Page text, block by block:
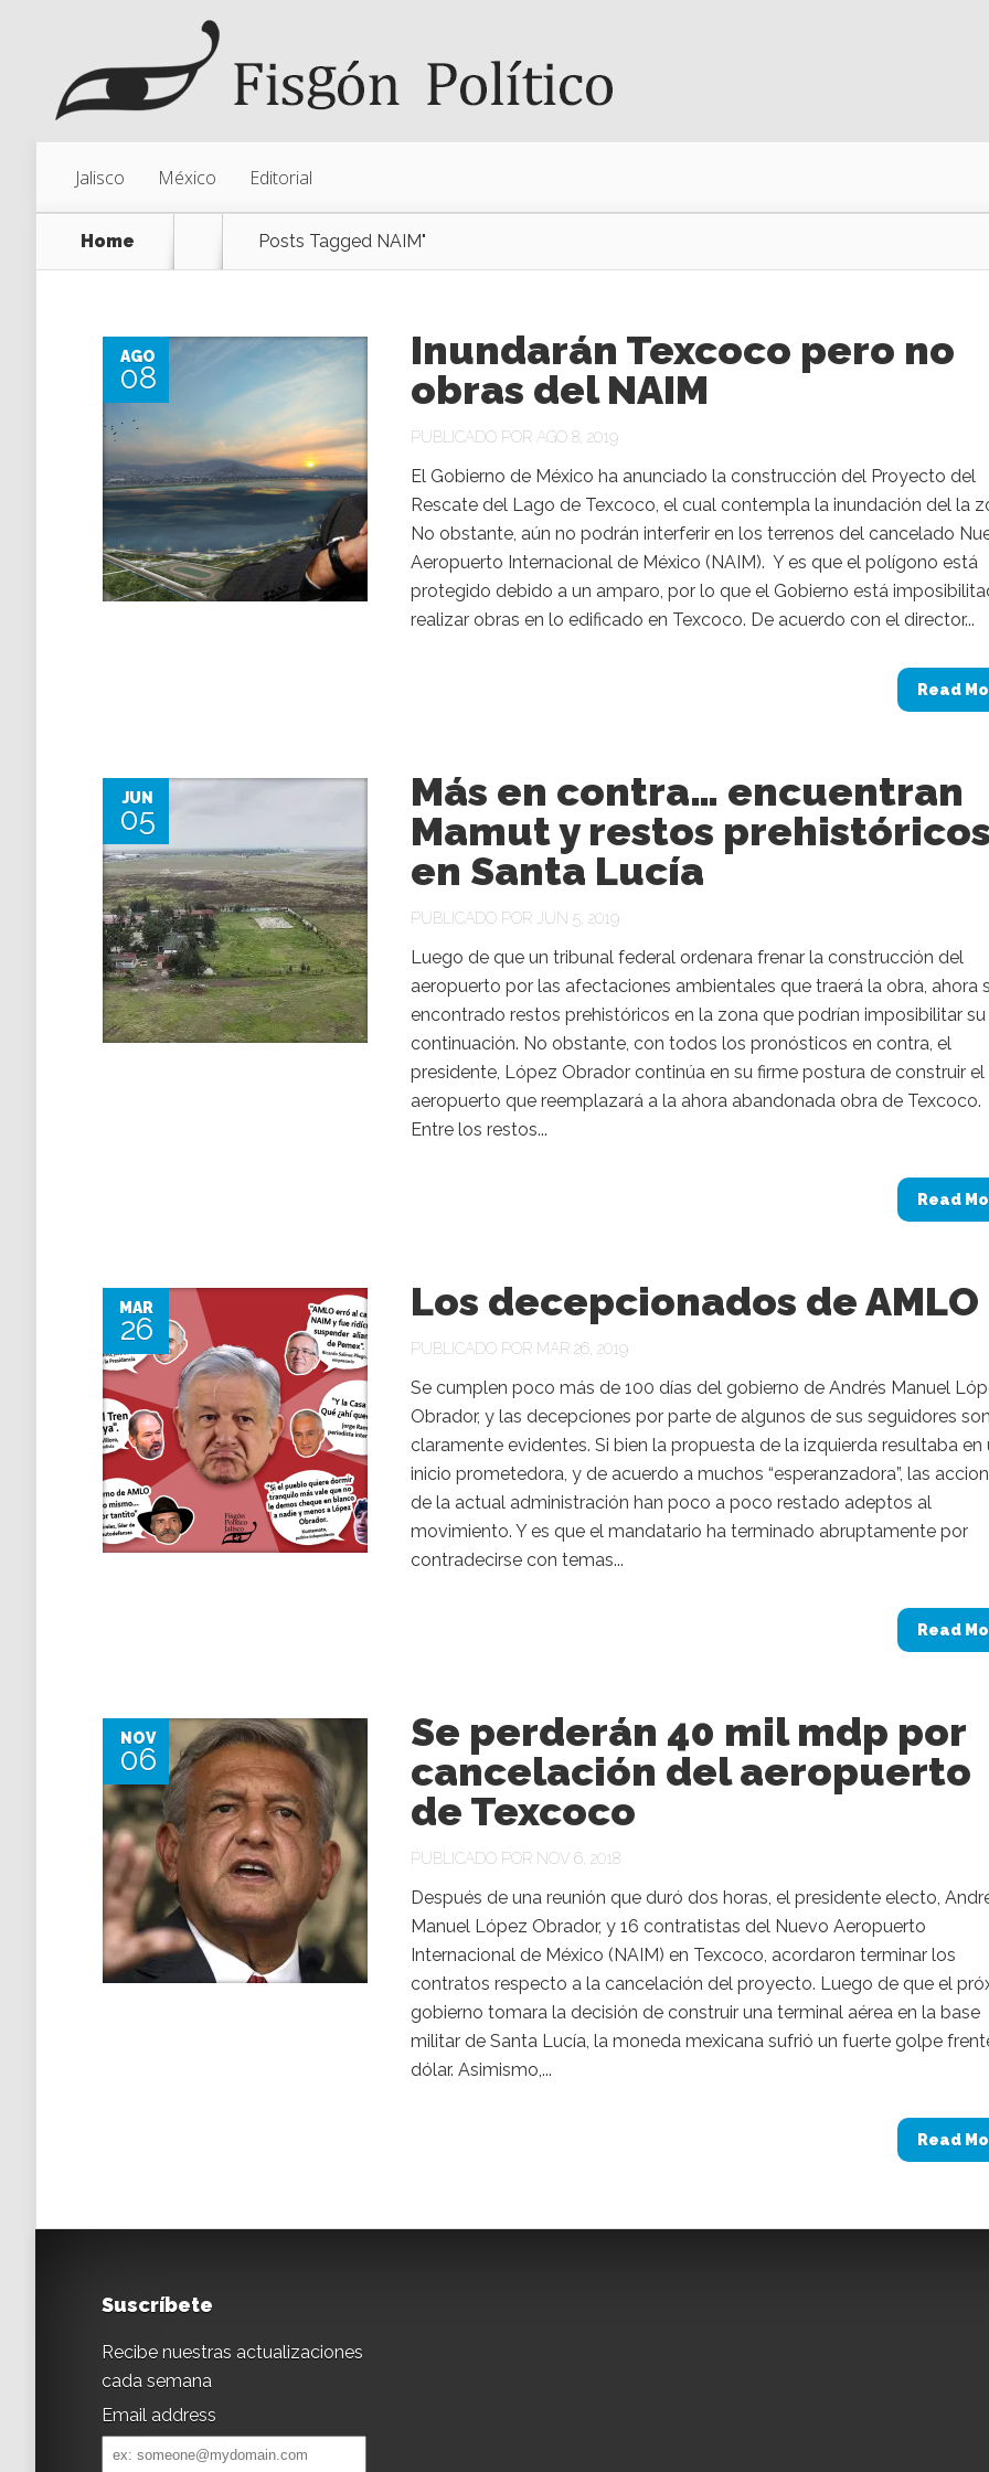
Jalisco México Editorial
Home Posts Tagged NAIM"
AGO
08
Inundarán Texcoco pero no
obras del NAIM
PUBLICADO POR AGO 8, 2019
El Gobierno de México ha anunciado la construcción del Proyecto del
Rescate del Lago de Texcoco, el cual contempla la inundación del la
No obstante, aún no podrán interferir en los terrenos del cancelado
Aeropuerto Internacional de México (NAIM). Y es que el polígono está
protegido debido a un amparo, por lo que el Gobierno está
realizar obras en lo edificado en Texcoco. De acuerdo con el director...
Read
JUN
05
Más en contra… encuentran
Mamut y restos prehistóricos
en Santa Lucía
PUBLICADO POR JUN 5, 2019
Luego de que un tribunal federal ordenara frenar la construcción del
aeropuerto por las afectaciones ambientales que traerá la obra, ahora
encontrado restos prehistóricos en la zona que podrían imposibilitar su
continuación. No obstante, con todos los pronósticos en contra, el
presidente, López Obrador continúa en su firme postura de construir el
aeropuerto que reemplazará a la ahora abandonada obra de Texcoco.
Entre los restos...
Read
MAR
26
Los decepcionados de AMLO
PUBLICADO POR MAR 26, 2019
Se cumplen poco más de 100 días del gobierno de Andrés Manuel
Obrador, y las decepciones por parte de algunos de sus seguidores son
claramente evidentes. Si bien la propuesta de la izquierda resultaba en
inicio prometedora, y de acuerdo a muchos “esperanzadora”, las
de la actual administración han poco a poco restado adeptos al
movimiento. Y es que el mandatario ha terminado abruptamente por
contradecirse con temas...
Read
NOV
06
Se perderán 40 mil mdp por
cancelación del aeropuerto
de Texcoco
PUBLICADO POR NOV 6, 2018
Después de una reunión que duró dos horas, el presidente electo,
Manuel López Obrador, y 16 contratistas del Nuevo Aeropuerto
Internacional de México (NAIM) en Texcoco, acordaron terminar los
contratos respecto a la cancelación del proyecto. Luego de que el
gobierno tomara la decisión de construir una terminal aérea en la base
militar de Santa Lucía, la moneda mexicana sufrió un fuerte golpe
dólar. Asimismo,...
Read
Suscríbete
Recibe nuestras actualizaciones
cada semana
Email address
Email
address